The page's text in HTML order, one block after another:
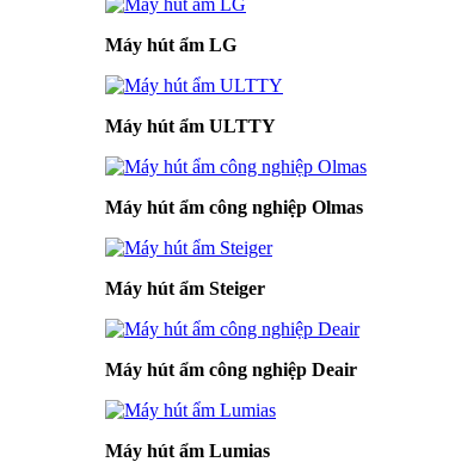
Máy hút ẩm LG
Máy hút ẩm ULTTY
Máy hút ẩm công nghiệp Olmas
Máy hút ẩm Steiger
Máy hút ẩm công nghiệp Deair
Máy hút ẩm Lumias